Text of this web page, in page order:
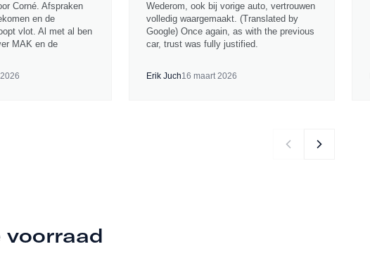
Corné. Afspraken
en de
vlot. Al met al ben
MAK en de
Wederom, ook bij vorige auto, vertrouwen
volledig waargemaakt. (Translated by
Google) Once again, as with the previous
car, trust was fully justified.
Erik Juch16 maart 2026
voorraad